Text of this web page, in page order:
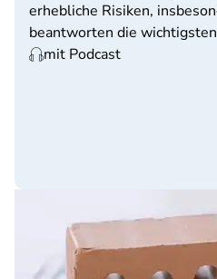
erhebliche Risiken,
beantworten die
mit Podcast